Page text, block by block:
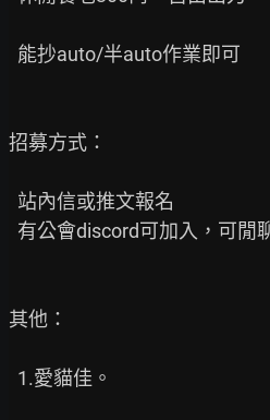
招募方式：
其他：